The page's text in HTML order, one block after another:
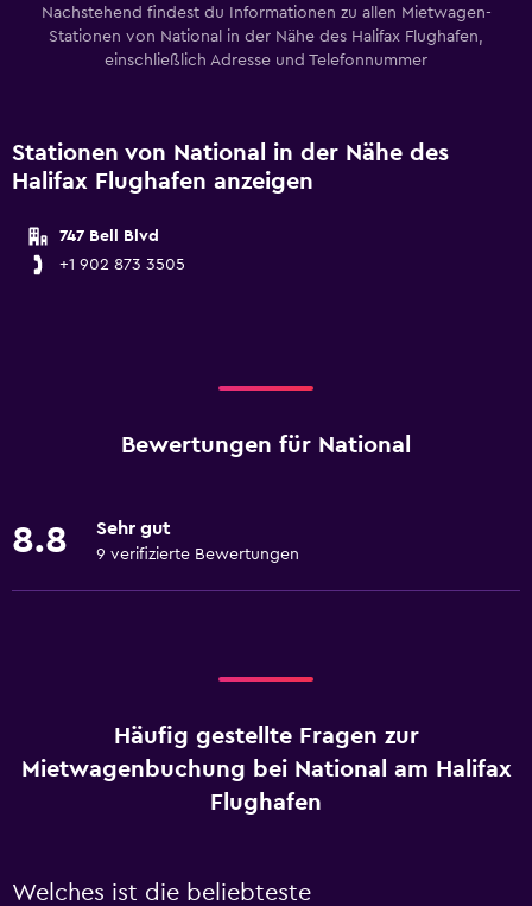
Nachstehend findest du Informationen zu allen Mietwagen-
Stationen von National in der Nähe des Halifax Flughafen,
einschließlich Adresse und Telefonnummer
Stationen von National in der Nähe des
Halifax Flughafen anzeigen
747 Bell Blvd
+1 902 873 3505
Bewertungen für National
8.8 Sehr gut
9 verifizierte Bewertungen
Häufig gestellte Fragen zur
Mietwagenbuchung bei National am Halifax
Flughafen
Welches ist die beliebteste